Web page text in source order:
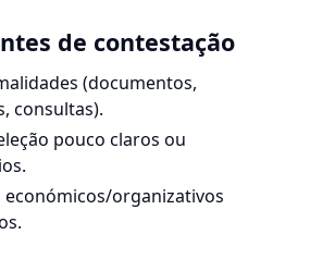
de contestação
(documentos,
consultas).
pouco claros ou
económicos/organizativos